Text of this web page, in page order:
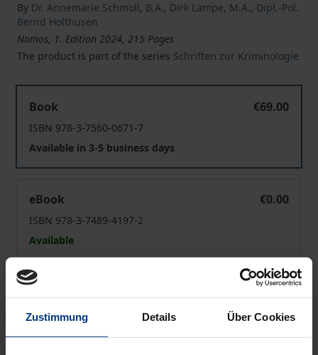
Zustimmung Details Über Cookies
By Dr. Annemarie Schmoll, B.A., Dirk Lampe, M.A., Dipl.-Pol.
Bernd Holthusen
Nomos, 1. Edition 2024, 215 Pages
The product is part of the series Schriften zur Kriminologie
Book
€69.00
ISBN 978-3-7560-0671-7
Available in 3-5 business days
eBook
€0.00
ISBN 978-3-7489-4197-2
Available
Prices include VAT. Depending on the delivery address, VAT